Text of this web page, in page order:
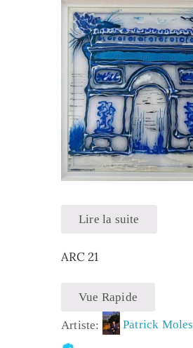
Lire la suite
ARC 21
Vue Rapide
Artiste: Patrick Moles